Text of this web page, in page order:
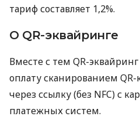
тариф составляет 1,2%.
О QR-эквайринге
Вместе с тем QR-
оплату сканированием
через ссылку (без NFC) с
платежных систем.